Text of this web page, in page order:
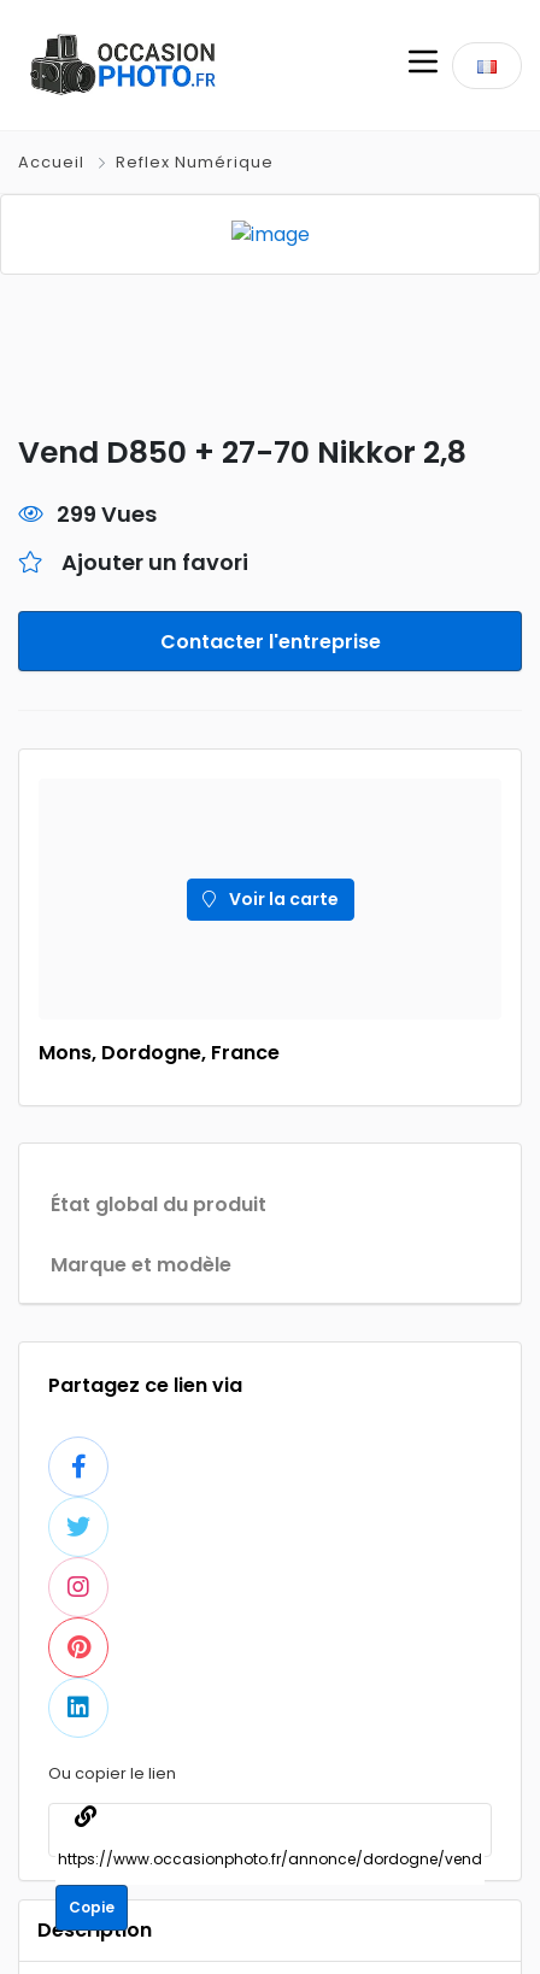
Accueil Reflex Numérique
Vend D850 + 27-70 Nikkor 2,8
299 Vues
Ajouter un favori
Contacter l'entreprise
Voir la carte
Mons, Dordogne, France
État global du produit
Marque et modèle
Partagez ce lien via
Ou copier le lien
Copie
Description